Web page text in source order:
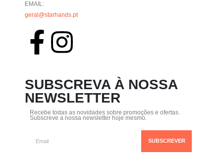
EMAIL:
geral@starhands.pt
SUBSCREVA À NOSSA
NEWSLETTER
Recebe todas as novidades sobre promoções e ofertas.
Subscreve a nossa newsletter hoje mesmo.